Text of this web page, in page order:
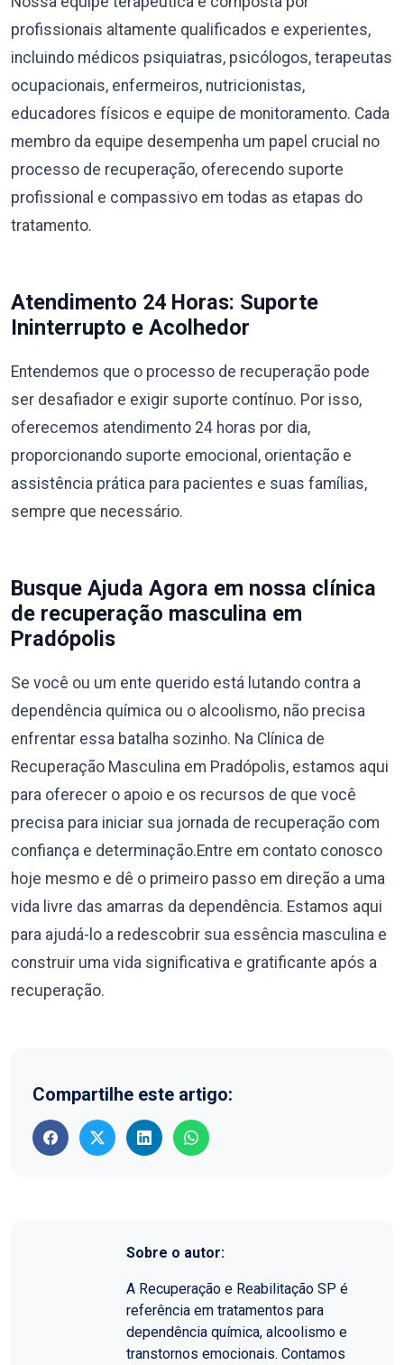
profissionais altamente qualificados e experientes,
incluindo médicos psiquiatras, psicólogos, terapeutas
ocupacionais, enfermeiros, nutricionistas,
educadores físicos e equipe de monitoramento. Cada
membro da equipe desempenha um papel crucial no
processo de recuperação, oferecendo suporte
profissional e compassivo em todas as etapas do
tratamento.
Atendimento 24 Horas: Suporte
Ininterrupto e Acolhedor
Entendemos que o processo de recuperação pode
ser desafiador e exigir suporte contínuo. Por isso,
oferecemos atendimento 24 horas por dia,
proporcionando suporte emocional, orientação e
assistência prática para pacientes e suas famílias,
sempre que necessário.
Busque Ajuda Agora em nossa clínica
de recuperação masculina em
Pradópolis
Se você ou um ente querido está lutando contra a
dependência química ou o alcoolismo, não precisa
enfrentar essa batalha sozinho. Na Clínica de
Recuperação Masculina em Pradópolis, estamos aqui
para oferecer o apoio e os recursos de que você
precisa para iniciar sua jornada de recuperação com
confiança e determinação.Entre em contato conosco
hoje mesmo e dê o primeiro passo em direção a uma
vida livre das amarras da dependência. Estamos aqui
para ajudá-lo a redescobrir sua essência masculina e
construir uma vida significativa e gratificante após a
recuperação.
Compartilhe este artigo:
Sobre o autor:
A Recuperação e Reabilitação SP é
referência em tratamentos para
dependência química, alcoolismo e
transtornos emocionais. Contamos